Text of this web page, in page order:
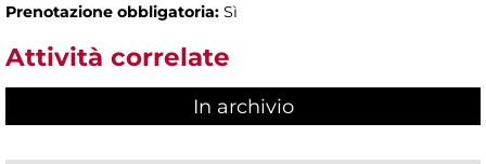
Prenotazione obbligatoria: Sì
Attività correlate
In archivio